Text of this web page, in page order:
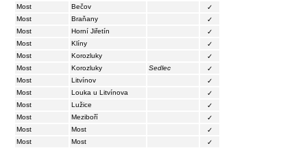
Most
Bečov
✓
Most
Braňany
✓
Most
Horní Jiřetín
✓
Most
Klíny
✓
Most
Korozluky
✓
Most
Korozluky Sedlec
✓
Most
Litvínov
✓
Most
Louka u Litvínova
✓
Most
Lužice
✓
Most
Meziboří
✓
Most
Most
✓
Most
Most ✓